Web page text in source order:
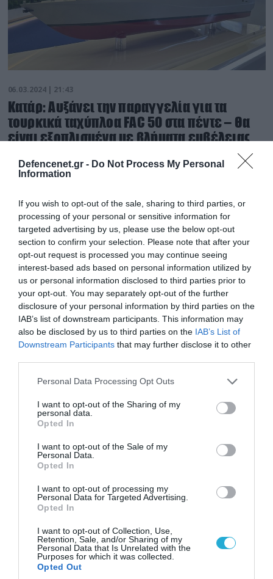
Defencenet.gr - Do Not Process My Personal
Information
If you wish to opt-out of the sale, sharing to third parties, or
processing of your personal or sensitive information for
targeted advertising by us, please use the below opt-out
section to confirm your selection. Please note that after your
opt-out request is processed you may continue seeing
interest-based ads based on personal information utilized by
us or personal information disclosed to third parties prior to
your opt-out. You may separately opt-out of the further
disclosure of your personal information by third parties on the
IAB’s list of downstream participants. This information may
also be disclosed by us to third parties on the IAB’s List of
Downstream Participants that may further disclose it to other
Please note that this website/app uses one or more Google
not limited to your visit or usage behaviour. You may click to
grant or deny consent to Google and its third-party tags to
use your data for below specified purposes in below Google
consent section.
Personal Data Processing Opt Outs
I want to opt-out of the Sharing of my
personal data.
Opted In
I want to opt-out of the Sale of my
Personal Data.
Opted In
I want to opt-out of processing my
Personal Data for Targeted Advertising.
Opted In
I want to opt-out of Collection, Use,
Retention, Sale, and/or Sharing of my
Personal Data that Is Unrelated with the
Purposes for which it was collected.
Opted Out
06.03.2024 | 21:43
Κατάρ: Αυξάνει την παραγγελία για τα
τουρκικά ταχύπλοα FAC 50 στα πέντε – Θα
είναι εξοπλισμένα με βλήματα εμβέλειας
Σταθερός πελάτης της Τουρκίας το κρατίδιο του
Νέα απειλή για το ΠΝ στο Αιγαίο: Η Τουρκία
κατασκεύασε το μίνι υποβρύχιο ÇAMD
Θα μπορεί να χρησιμοποιηθεί για επιθετικές
επιχειρήσεις μικρής κλίμακας αλλά και για την